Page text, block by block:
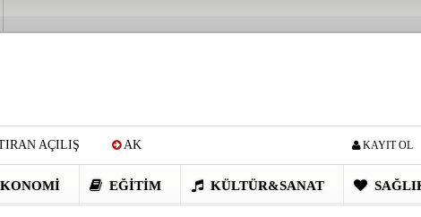
AÇILIŞ AK
VİDEOYU GÖRÜNCE
KAYIT OL
EĞITIM KÜLTÜR&SANAT